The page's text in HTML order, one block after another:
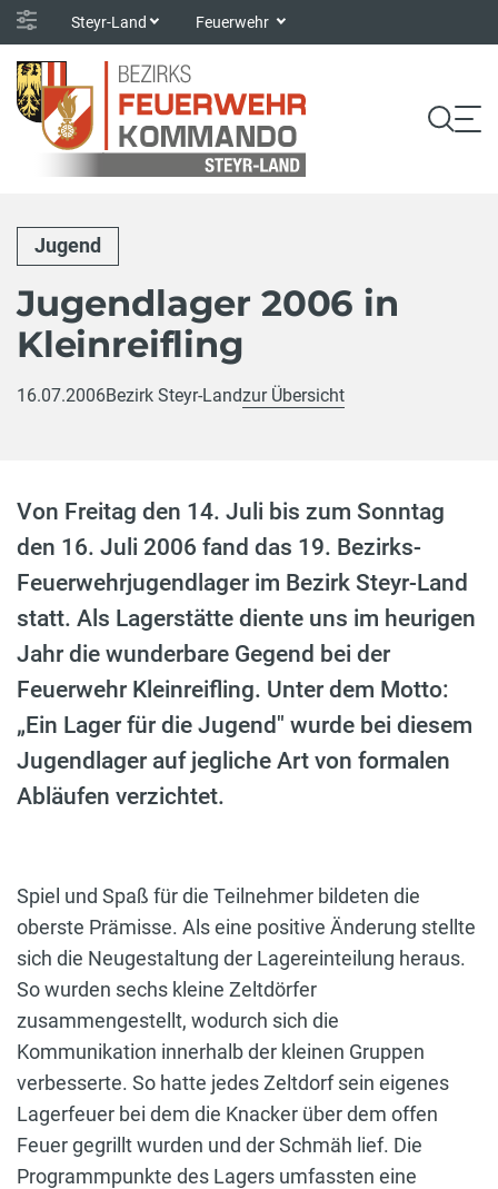
Steyr-Land Feuerwehr
Jugend
Jugendlager 2006 in
Kleinreifling
16.07.2006Bezirk Steyr-Landzur Übersicht
Von Freitag den 14. Juli bis zum Sonntag
den 16. Juli 2006 fand das 19. Bezirks-
Feuerwehrjugendlager im Bezirk Steyr-Land
statt. Als Lagerstätte diente uns im heurigen
Jahr die wunderbare Gegend bei der
Feuerwehr Kleinreifling. Unter dem Motto:
„Ein Lager für die Jugend" wurde bei diesem
Jugendlager auf jegliche Art von formalen
Abläufen verzichtet.
Spiel und Spaß für die Teilnehmer bildeten die
oberste Prämisse. Als eine positive Änderung stellte
sich die Neugestaltung der Lagereinteilung heraus.
So wurden sechs kleine Zeltdörfer
zusammengestellt, wodurch sich die
Kommunikation innerhalb der kleinen Gruppen
verbesserte. So hatte jedes Zeltdorf sein eigenes
Lagerfeuer bei dem die Knacker über dem offen
Feuer gegrillt wurden und der Schmäh lief. Die
Programmpunkte des Lagers umfassten eine